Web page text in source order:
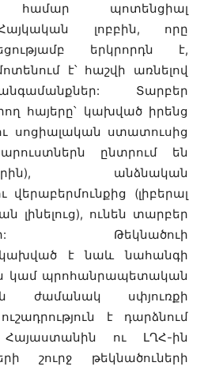
համար պոտենցիալ
լոբբին, որը
երկրորդն է,
է՝ հաշվի առնելով
Տարբեր
հայերը՝ կախված իրենց
ու սոցիալական ստատուսից
ընտրում են
անձնական
վերաբերմունքից (լիբերալ
ունեն տարբեր
Թեկնածուի
կախված է նաև նահանգի
կամ պրոհանրապետական
ժամանակ սփյուռքի
է դարձնում
ու ԼՂՀ-ին
շուրջ թեկնածուների